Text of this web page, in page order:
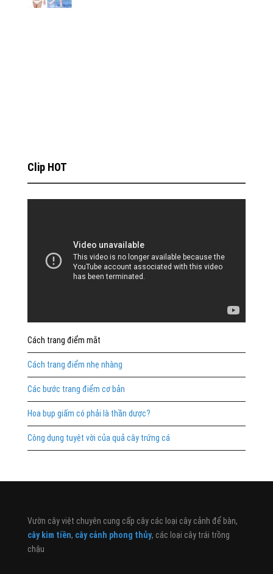
Clip HOT
Cách trang điểm mắt
Cách trang điểm nhẹ nhàng
Các bước trang điểm cơ bản
Hoa bụp giấm có phải là thần dược?
Công dụng tuyệt vời của quả cây trứng cá
Vườn cây việt chuyên cung cấp cây các loại cây cảnh để bàn,
cây kim tiền, cây cảnh phong thủy, các loại cây trái trồng
chậu